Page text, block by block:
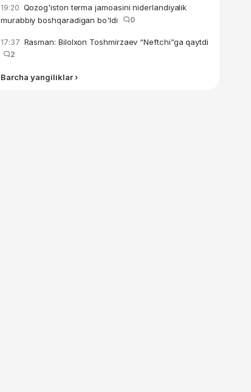
19:20 Qozog'iston terma jamoasini niderlandiyalik
murabbiy boshqaradigan bo'ldi
0
17:37 Rasman: Bilolxon Toshmirzaev “Neftchi”ga qaytdi
2
Barcha yangiliklar ›